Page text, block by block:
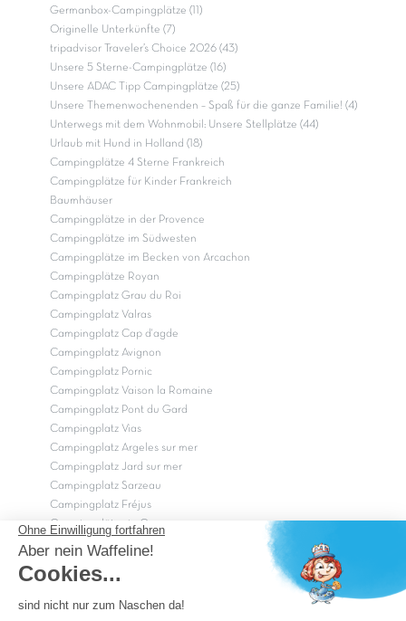
Germanbox-Campingplätze (11)
Originelle Unterkünfte (7)
tripadvisor Traveler’s Choice 2026 (43)
Unsere 5 Sterne-Campingplätze (16)
Unsere ADAC Tipp Campingplätze (25)
Unsere Themenwochenenden – Spaß für die ganze Familie! (4)
Unterwegs mit dem Wohnmobil: Unsere Stellplätze (44)
Urlaub mit Hund in Holland (18)
Campingplätze 4 Sterne Frankreich
Campingplätze für Kinder Frankreich
Baumhäuser
Campingplätze in der Provence
Campingplätze im Südwesten
Campingplätze im Becken von Arcachon
Campingplätze Royan
Campingplatz Grau du Roi
Campingplatz Valras
Campingplatz Cap d'agde
Campingplatz Avignon
Campingplatz Pornic
Campingplatz Vaison la Romaine
Campingplatz Pont du Gard
Campingplatz Vias
Campingplatz Argeles sur mer
Campingplatz Jard sur mer
Campingplatz Sarzeau
Campingplatz Fréjus
Campingplätze in Camargue
Campingplätze in der CÃ©vÃ¨nnes
OK